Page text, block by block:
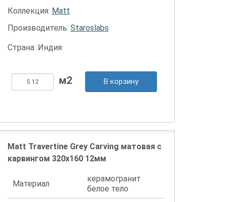
Коллекция: Matt
Производитель: Staroslabs
Страна: Индия
В корзину
Matt Travertine Grey Carving матовая с
карвингом 320x160 12мм
Материал
керамогранит
белое тело